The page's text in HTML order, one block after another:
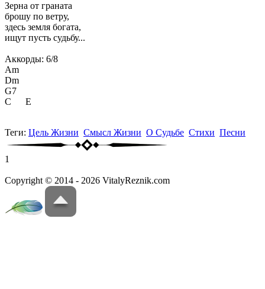
Зерна от граната
брошу по ветру,
здесь земля богата,
ищут пусть судьбу...
Аккорды: 6/8
Am
Dm
G7
C E
Теги: Цель Жизни Смысл Жизни О Судьбе Стихи Песни
1
Copyright © 2014 - 2026 VitalyReznik.com